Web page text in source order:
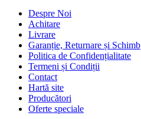
Despre Noi
Achitare
Livrare
Garanție, Returnare și Schimb
Politica de Confidențialitate
Termeni și Condiții
Contact
Hartă site
Producători
Oferte speciale